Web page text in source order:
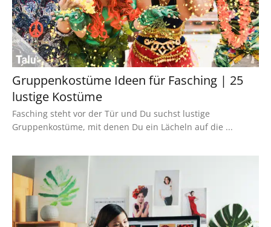
Gruppenkostüme Ideen für Fasching | 25
lustige Kostüme
Fasching steht vor der Tür und Du suchst lustige
Gruppenkostüme, mit denen Du ein Lächeln auf die ...